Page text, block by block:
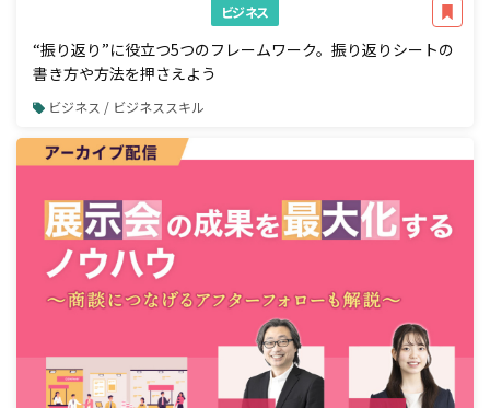
ビジネス
“振り返り”に役立つ5つのフレームワーク。振り返りシートの
書き方や方法を押さえよう
ビジネス / ビジネススキル